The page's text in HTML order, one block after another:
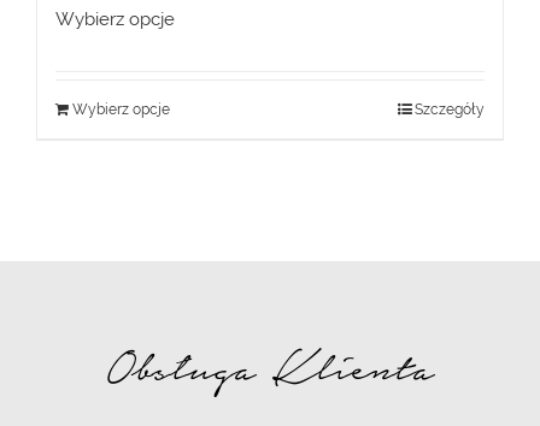
Wybierz opcje
Wybierz opcje Szczegóły
Obsługa Klienta